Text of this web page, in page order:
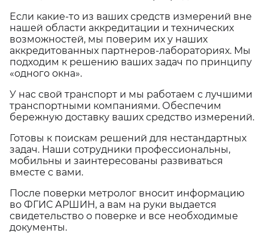
Если какие-то из ваших средств измерений вне
нашей области аккредитации и технических
возможностей, мы поверим их у наших
аккредитованных партнеров-лабораториях. Мы
подходим к решению ваших задач по принципу
«одного окна».
У нас свой транспорт и мы работаем с лучшими
транспортными компаниями. Обеспечим
бережную доставку ваших средство измерений.
Готовы к поискам решений для нестандартных
задач. Наши сотрудники профессиональны,
мобильны и заинтересованы развиваться
вместе с вами.
После поверки метролог вносит информацию
во ФГИС АРШИН, а вам на руки выдается
свидетельство о поверке и все необходимые
документы.